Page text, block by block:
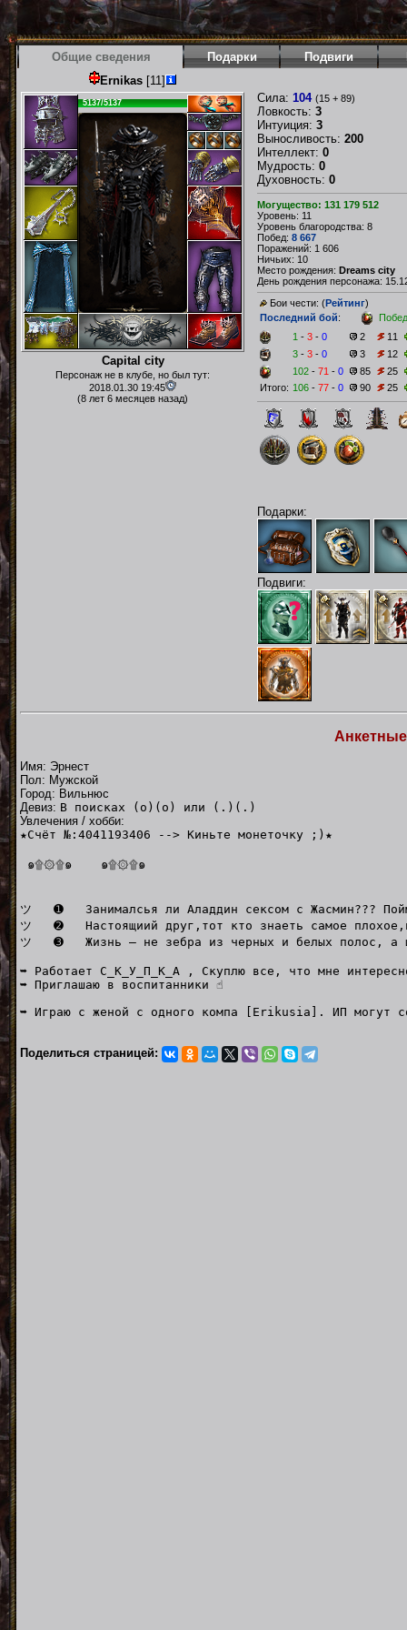
Общие сведения Подарки Подвиги
Ernikas [11]
5137/5137
Capital city
Персонаж не в клубе, но был тут:
2018.01.30 19:45
(8 лет 6 месяцев назад)
Сила: 104 (15 + 89)
Ловкость: 3
Интуиция: 3
Выносливость: 200
Интеллект: 0
Мудрость: 0
Духовность: 0
Могущество: 131 179 512
Уровень: 11
Уровень благородства: 8
Побед: 8 667
Поражений: 1 606
Ничьих: 10
Место рождения: Dreams city
День рождения персонажа:
Бои чести: (Рейтинг)
Последний бой:
1 - 3 - 0 2
11
3 - 3 - 0 3
12
102 - 71 - 0 85
25
Итого: 106 - 77 - 0 90 25
Подарки:
Подвиги:
Имя: Эрнест
Пол: Мужской
Город: Вильнюс
Девиз: В поисках (о)(о) или (.)(.)
Увлечения / хобби:
★Счёт №:4041193406 --> Киньте монеточку ;)★
๑۩۞۩๑ ๑۩۞۩๑
ツ ➊ Занималсья ли Аладдин секcом с Жасмин???
ツ ➋ Настоящиий друг,тот кто знаеть самое
ツ ➌ Жизнь — не зебра из черных и белых полос, а
➥ Работает С_К_У_П_К_А , Скуплю все, что мне
➥ Приглашаю в воспитанники ☝
➥ Играю с женой с одного компа [Erikusia]. ИП могут
Поделиться страницей: